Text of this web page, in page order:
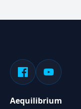
Aequilibrium